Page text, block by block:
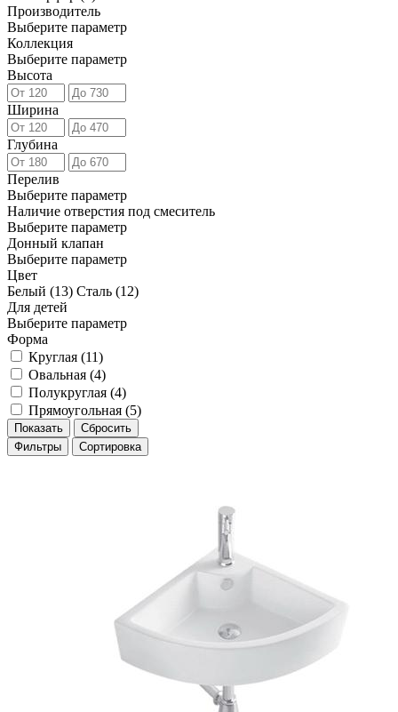
Производитель
Выберите параметр
Коллекция
Выберите параметр
Высота
Ширина
Глубина
Перелив
Выберите параметр
Наличие отверстия под смеситель
Выберите параметр
Донный клапан
Выберите параметр
Цвет
Белый (13) Сталь (12)
Для детей
Выберите параметр
Форма
Круглая (11)
Овальная (4)
Полукруглая (4)
Прямоугольная (5)
Фильтры Сортировка